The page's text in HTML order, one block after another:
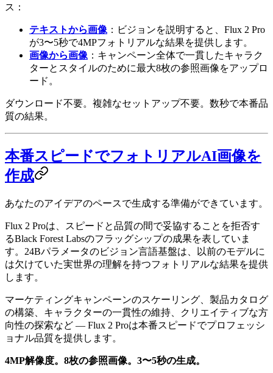
ス：
テキストから画像 ：ビジョンを説明すると、Flux 2 Pro
が3〜5秒で4MPフォトリアルな結果を提供します。
画像から画像 ：キャンペーン全体で一貫したキャラク
ターとスタイルのために最大8枚の参照画像をアップロ
ード。
ダウンロード不要。複雑なセットアップ不要。数秒で本番品
質の結果。
本番スピードでフォトリアルAI画像を
作成
あなたのアイデアのペースで生成する準備ができています。
Flux 2 Proは、スピードと品質の間で妥協することを拒否す
るBlack Forest Labsのフラッグシップの成果を表していま
す。24Bパラメータのビジョン言語基盤は、以前のモデルに
は欠けていた実世界の理解を持つフォトリアルな結果を提供
します。
マーケティングキャンペーンのスケーリング、製品カタログ
の構築、キャラクターの一貫性の維持、クリエイティブな方
向性の探索など — Flux 2 Proは本番スピードでプロフェッシ
ョナル品質を提供します。
4MP解像度。8枚の参照画像。3〜5秒の生成。